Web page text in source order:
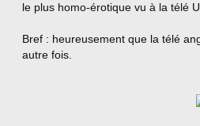
le plus homo-érotique vu à la télé
Bref : heureusement que la télé
autre fois.